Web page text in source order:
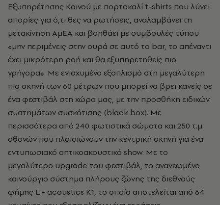
Εξυπηρέτησης Κοινού με πορτοκαλίt-shirts που λύνει
απορίες για ό,τι θες να ρωτήσεις, αναλαμβάνει τη
μετακίνηση ΑμΕΑ και βοηθάει με συμβουλές τύπου
«μην περιμένεις στην ουρά σε αυτό το bar, το απέναντι
έχει μικρότερη ροή και θα εξυπηρετηθείς πιο
γρήγορα». Με ενισχυμένο εξοπλισμό στη μεγαλύτερη
πια σκηνή των 60 μέτρων που μπορεί να βρει κανείς σε
ένα φεστιβάλ στη χώρα μας, με την προσθήκη ειδικών
συστημάτων συσκότισης (black box). Με
περισσότερα από 240 φωτιστικά σώματα και 250 τ.μ.
οθονών που πλαισιώνουν την κεντρική σκηνή για ένα
εντυπωσιακό οπτικοακουστικό show. Με το
μεγαλύτερο upgrade του φεστιβάλ, το ανανεωμένο
καινούργιο σύστημα πλήρους ζώνης της διεθνούς
φήμης L - acoustics K1, το οποίο αποτελείται από 64